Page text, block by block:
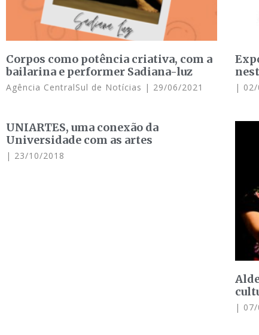
Corpos como potência criativa, com a
bailarina e performer Sadiana-luz
Agência CentralSul de Notícias 29/06/2021
UNIARTES, uma conexão da
Universidade com as artes
23/10/2018